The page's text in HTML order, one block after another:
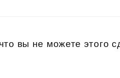
вы не можете этого